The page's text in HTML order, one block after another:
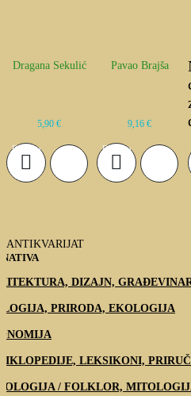
Dragana Sekulić
5,90 €
Dodaj u
košaricu
Pavao Brajša
9,16€
Dodaj u
košaricu
ANTIKVARIJAT
DIZAJN,
PRIRODA, EKOLOGIJA
LEKSIKONI,
/ FOLKLOR,